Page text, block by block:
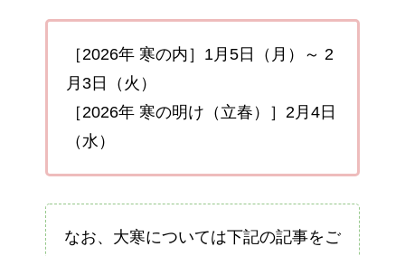
［2026年 寒の内］1月5日（月）～ 2
月3日（火）
［2026年 寒の明け（立春）］2月4日
（水）
なお、大寒については下記の記事をご